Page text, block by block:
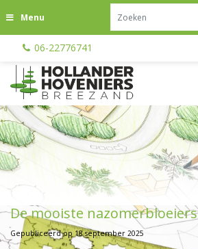
n
o
n
t
e
n
Menu
06-22776741
De mooiste nazomerbloeiers
Gepubliceerd op 18 september 2025